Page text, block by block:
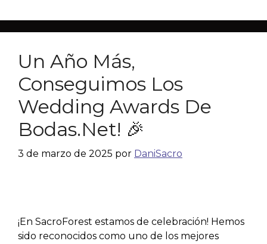
Un Año Más,
Conseguimos Los
Wedding Awards De
Bodas.net! 🎉
3 de marzo de 2025 por DaniSacro
¡En SacroForest estamos de celebración! Hemos
sido reconocidos como uno de los mejores